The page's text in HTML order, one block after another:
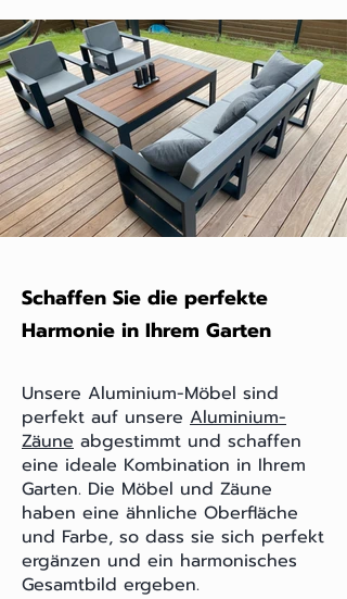
Schaffen Sie die perfekte
Harmonie in Ihrem Garten
Unsere Aluminium-Möbel sind
perfekt auf unsere Aluminium-
Zäune abgestimmt und schaffen
eine ideale Kombination in Ihrem
Garten. Die Möbel und Zäune
haben eine ähnliche Oberfläche
und Farbe, so dass sie sich perfekt
ergänzen und ein harmonisches
Gesamtbild ergeben.